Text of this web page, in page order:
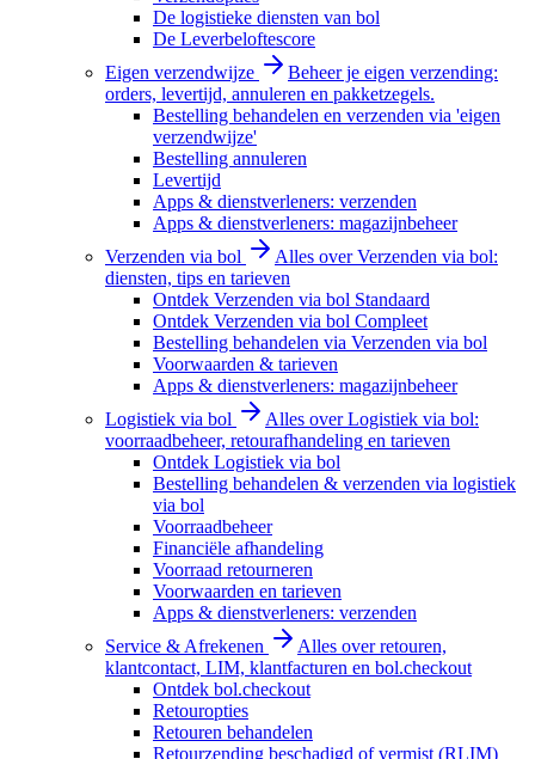
De logistieke diensten van bol
De Leverbeloftescore
Eigen verzendwijze
Beheer je eigen verzending:
orders, levertijd, annuleren en pakketzegels.
Bestelling behandelen en verzenden via 'eigen
verzendwijze'
Bestelling annuleren
Levertijd
Apps & dienstverleners: verzenden
Apps & dienstverleners: magazijnbeheer
Verzenden via bol
Alles over Verzenden via bol:
diensten, tips en tarieven
Ontdek Verzenden via bol Standaard
Ontdek Verzenden via bol Compleet
Bestelling behandelen via Verzenden via bol
Voorwaarden & tarieven
Apps & dienstverleners: magazijnbeheer
Logistiek via bol
Alles over Logistiek via bol:
voorraadbeheer, retourafhandeling en tarieven
Ontdek Logistiek via bol
Bestelling behandelen & verzenden via logistiek
via bol
Voorraadbeheer
Financiële afhandeling
Voorraad retourneren
Voorwaarden en tarieven
Apps & dienstverleners: verzenden
Service & Afrekenen
Alles over retouren,
klantcontact, LIM, klantfacturen en bol.checkout
Ontdek bol.checkout
Retouropties
Retouren behandelen
Retourzending beschadigd of vermist (RLIM)